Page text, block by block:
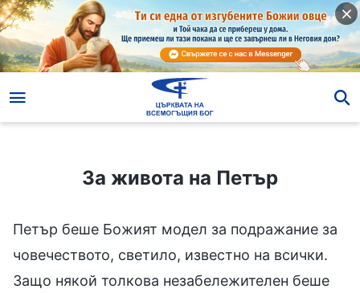
За живота на Петър
Петър беше Божият модел за подражание за
човечеството, светило, известно на всички.
Защо някой толкова незабележителен беше